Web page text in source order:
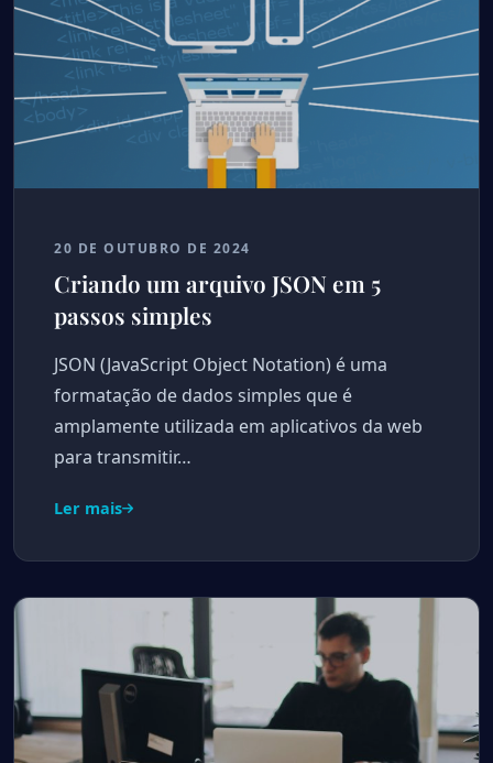
20 DE OUTUBRO DE 2024
Criando um arquivo JSON em 5
passos simples
JSON (JavaScript Object Notation) é uma
formatação de dados simples que é
amplamente utilizada em aplicativos da web
para transmitir…
Ler mais